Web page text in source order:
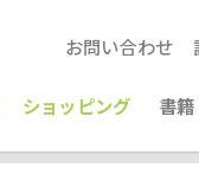
お問い合わせ
ショッピング 書籍